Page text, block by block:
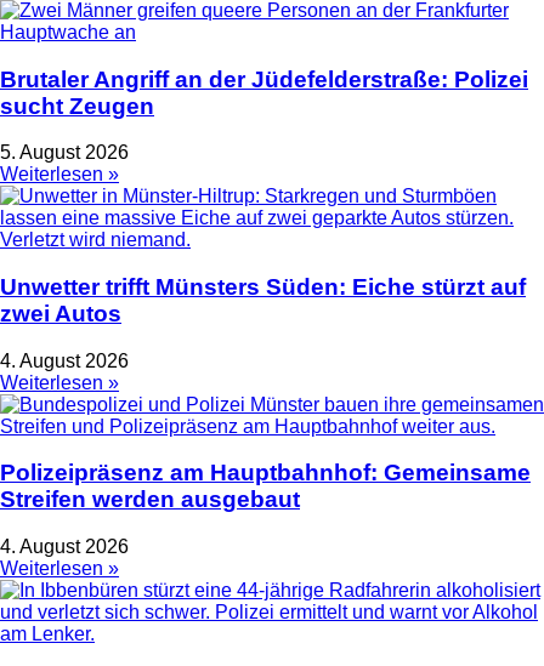
Brutaler Angriff an der Jüdefelderstraße: Polizei
sucht Zeugen
5. August 2026
Weiterlesen »
Unwetter trifft Münsters Süden: Eiche stürzt auf
zwei Autos
4. August 2026
Weiterlesen »
Polizeipräsenz am Hauptbahnhof: Gemeinsame
Streifen werden ausgebaut
4. August 2026
Weiterlesen »